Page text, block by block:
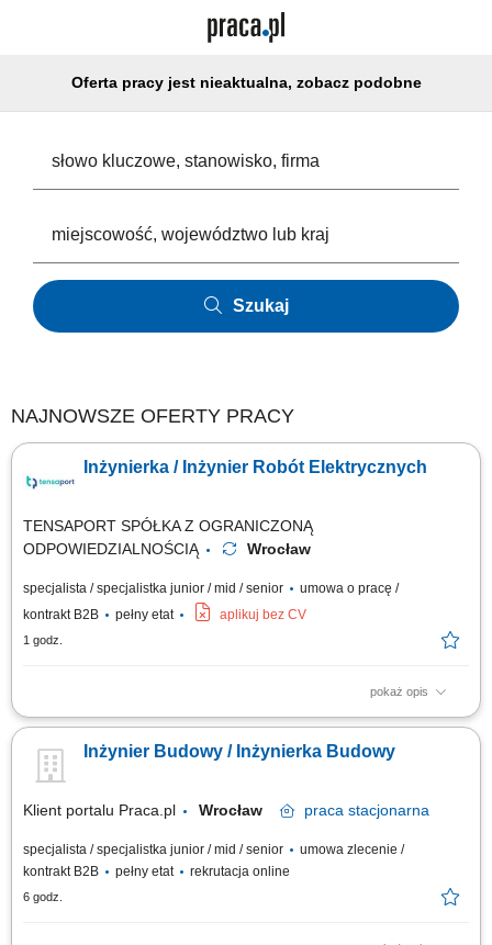
Oferta pracy jest nieaktualna, zobacz podobne
Szukaj
NAJNOWSZE OFERTY PRACY
Inżynierka / Inżynier Robót Elektrycznych
TENSAPORT SPÓŁKA Z OGRANICZONĄ
ODPOWIEDZIALNOŚCIĄ
Wrocław
specjalista / specjalistka junior / mid / senior
umowa o pracę /
kontrakt B2B
pełny etat aplikuj bez CV
1 godz.
pokaż opis
Zadania: Bezpośrednie nadzorowanie robót elektroenergetycznych pod
własnych oraz podwykonawców na terenie budowy; Przygotowywanie
obmiarów, kosztorysów, zestawień sprzętowo-materiałowych i rozliczeń;
Inżynier Budowy / Inżynierka Budowy
Klient portalu Praca.pl Wrocław praca stacjonarna
specjalista / specjalistka junior / mid / senior
umowa zlecenie /
kontrakt B2B
pełny etat rekrutacja online
6 godz.